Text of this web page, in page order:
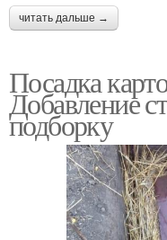
читать дальше →
Посадка
Добавление
подборку